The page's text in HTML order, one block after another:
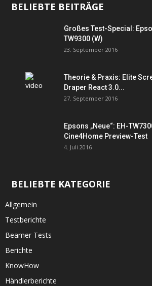
BELIEBTE BEITRÄGE
Großes Test-Special:
TW9300 (W)
23. September 2016
Theorie & Praxis: Elite
Draper React 3.0...
27. September 2016
Epsons „Neue“: EH-
Cine4Home Preview-Test
4. Juli 2016
BELIEBTE KATEGORIE
Allgemein
Testberichte
Beamer Tests
Berichte
KnowHow
Händlerberichte